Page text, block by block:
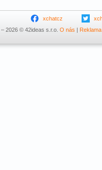
xchatcz
– 2026 © 42ideas s.r.o. O nás | Reklama